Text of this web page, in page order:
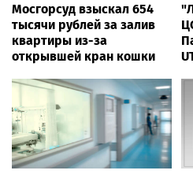
Мосгорсуд взыскал 654
тысячи рублей за залив
квартиры из-за
открывшей кран кошки